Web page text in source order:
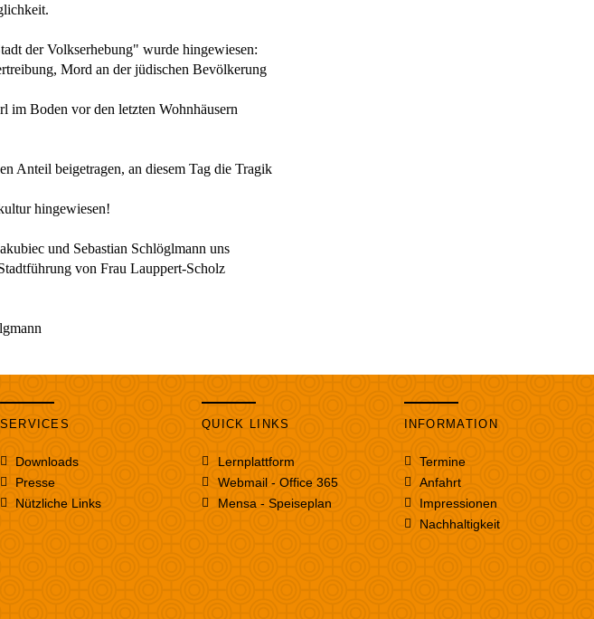
der Volkserhebung" wurde hingewiesen:
Mord an der jüdischen Bevölkerung
im Boden vor den letzten Wohnhäusern
Anteil beigetragen, an diesem Tag die Tragik
hingewiesen!
und Sebastian Schlöglmann uns
von Frau Lauppert-Scholz
SERVICES
Downloads
Presse
Nützliche Links
QUICK LINKS
Lernplattform
Webmail - Office 365
Mensa - Speiseplan
INFORMATION
Termine
Anfahrt
Impressionen
Nachhaltigkeit